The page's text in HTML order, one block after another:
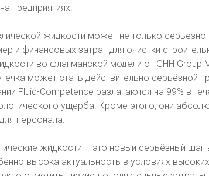
предприятиях.
жидкости может не только серьезно
и финансовых затрат для очистки
во флагманской модели от GHH Group
может стать действительно серьёзной
Fluid-Competence разлагаются на 99% в
ущерба. Кроме этого, они
персонала.
жидкости – это новый серьёзный шаг
высока актуальность в условиях